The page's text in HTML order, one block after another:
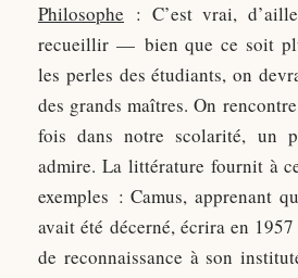
Philosophe : C’est vrai,
recueillir — bien que ce soit
les perles des étudiants, on
des grands maîtres. On
fois dans notre scolarité, un
admire. La littérature fournit à
exemples : Camus, apprenant
avait été décerné, écrira en
de reconnaissance à son